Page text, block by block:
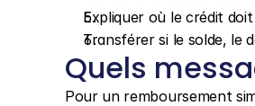
Expliquer où le crédit
Transférer si le solde, le
Quels
Pour un remboursement